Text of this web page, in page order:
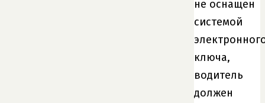
не оснащен
системой
ключа,
водитель
должен